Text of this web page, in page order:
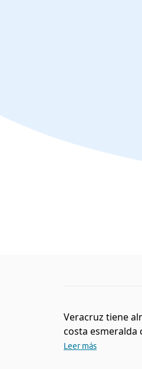
Veracruz tiene
costa esmeralda
Leer más